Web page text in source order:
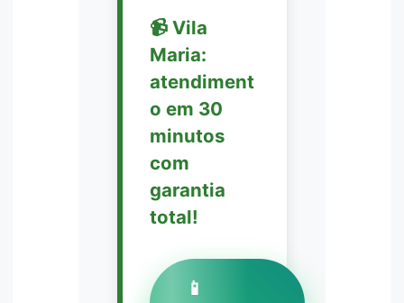
📹 Vila
Maria:
atendiment
o em 30
minutos
com
garantia
total!
📱